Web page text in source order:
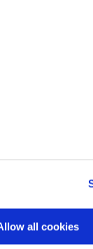
all cookies
die Zukunft